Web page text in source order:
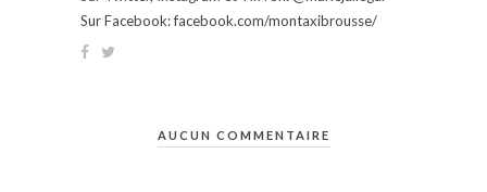
Sur Facebook: facebook.com/montaxibrousse/
AUCUN COMMENTAIRE